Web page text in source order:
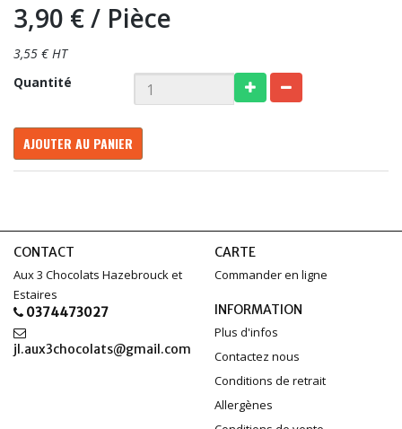
3,90 €/ Pièce
3,55 € HT
Quantité
AJOUTER AU PANIER
CONTACT
Aux 3 Chocolats Hazebrouck et
Estaires
0374473027
jl.aux3chocolats@gmail.com
CARTE
Commander en ligne
INFORMATION
Plus d'infos
Contactez nous
Conditions de retrait
Allergènes